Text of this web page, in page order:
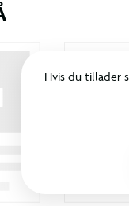
Hvis du tillader